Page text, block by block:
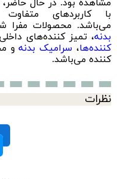
مشاهده بود. در حال
با کاربردهای
می‌باشد. محصولات مفرا
بدنه، تمیز کننده‌های
کننده‌ها، سرامیک بدنهو
کننده می‌باشد.
نظرات